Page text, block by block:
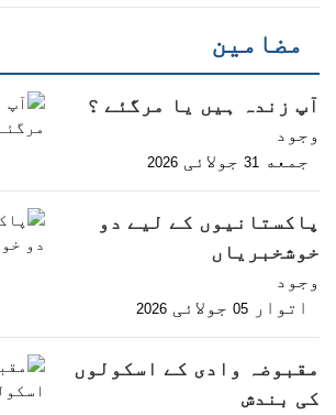
مضامین
آپ زندہ ہیں یا مرگئے ؟
وجود
جمعه
31 جولائی 2026
پاکستانیوں کے لیے دو
خوشخبریاں
وجود
اتوار 05 جولائی 2026
مقبوضہ وادی کے اسکولوں
کی بندش